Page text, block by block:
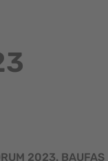
2023. BAUFAS